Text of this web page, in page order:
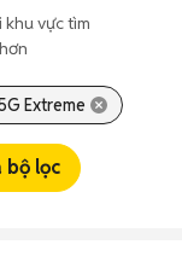
vực tìm
Extreme
bộ lọc